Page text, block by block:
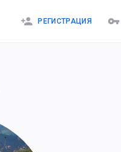
РЕГИСТРАЦИЯ